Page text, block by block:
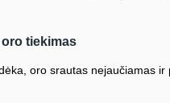
oro tiekimas
oro srautas nejaučiamas